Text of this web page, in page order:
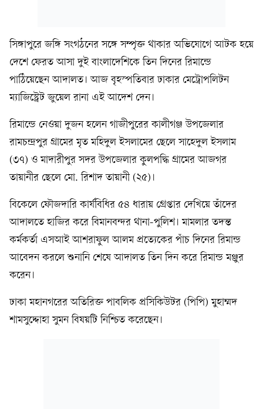
সিঙ্গাপুরে জঙ্গি সংগঠনের সঙ্গে সম্পৃক্ত থাকার অভিযোগে আটক হয়ে
দেশে ফেরত আসা দুই বাংলাদেশিকে তিন দিনের রিমান্ডে
পাঠিয়েছেন আদালত। আজ বৃহস্পতিবার ঢাকার মেট্রোপলিটন
ম্যাজিস্ট্রেট জুয়েল রানা এই আদেশ দেন।
রিমান্ডে নেওয়া দুজন হলেন গাজীপুরের কালীগঞ্জ উপজেলার
রামচন্দ্রপুর গ্রামের মৃত মহিদুল ইসলামের ছেলে সাহেদুল ইসলাম
(৩৭) ও মাদারীপুর সদর উপজেলার কুলপদ্ধি গ্রামের আজগর
তায়ানীর ছেলে মো. রিশাদ তায়ানী (২৫)।
বিকেলে ফৌজদারি কার্যবিধির ৫৪ ধারায় গ্রেপ্তার দেখিয়ে তাঁদের
আদালতে হাজির করে বিমানবন্দর থানা-পুলিশ। মামলার তদন্ত
কর্মকর্তা এসআই আশরাফুল আলম প্রত্যেকের পাঁচ দিনের রিমান্ড
আবেদন করলে শুনানি শেষে আদালত তিন দিন করে রিমান্ড মঞ্জুর
করেন।
ঢাকা মহানগরের অতিরিক্ত পাবলিক প্রসিকিউটর (পিপি) মুহাম্মদ
শামসুদ্দোহা সুমন বিষয়টি নিশ্চিত করেছেন।